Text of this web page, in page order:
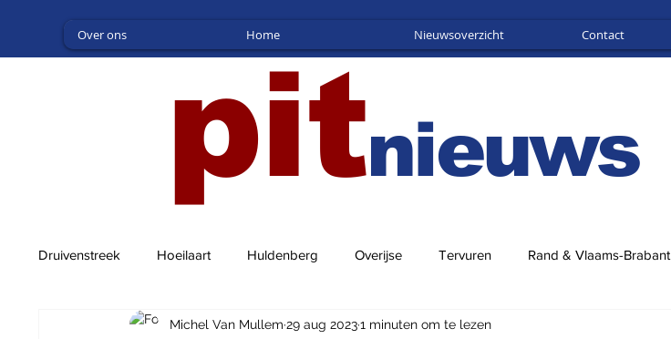
Over ons Home Nieuwsoverzicht Contact
pitnieuws
Druivenstreek Hoeilaart Huldenberg Overijse Tervuren Rand & Vlaams-Brabant
Michel Van Mullem 29 aug 20231 minuten om te lezen